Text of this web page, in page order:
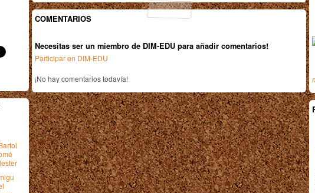
COMENTARIOS
Necesitas ser un miembro de DIM-EDU para añadir comentarios!
Participar en DIM-EDU
¡No hay comentarios todavía!